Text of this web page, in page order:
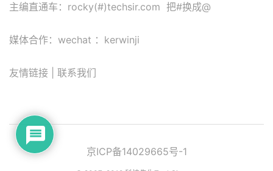
主编直通车：rocky(#)techsir.com 把#换成@
媒体合作：wechat ：kerwinji
友情链接 联系我们
京ICP备14029665号-1